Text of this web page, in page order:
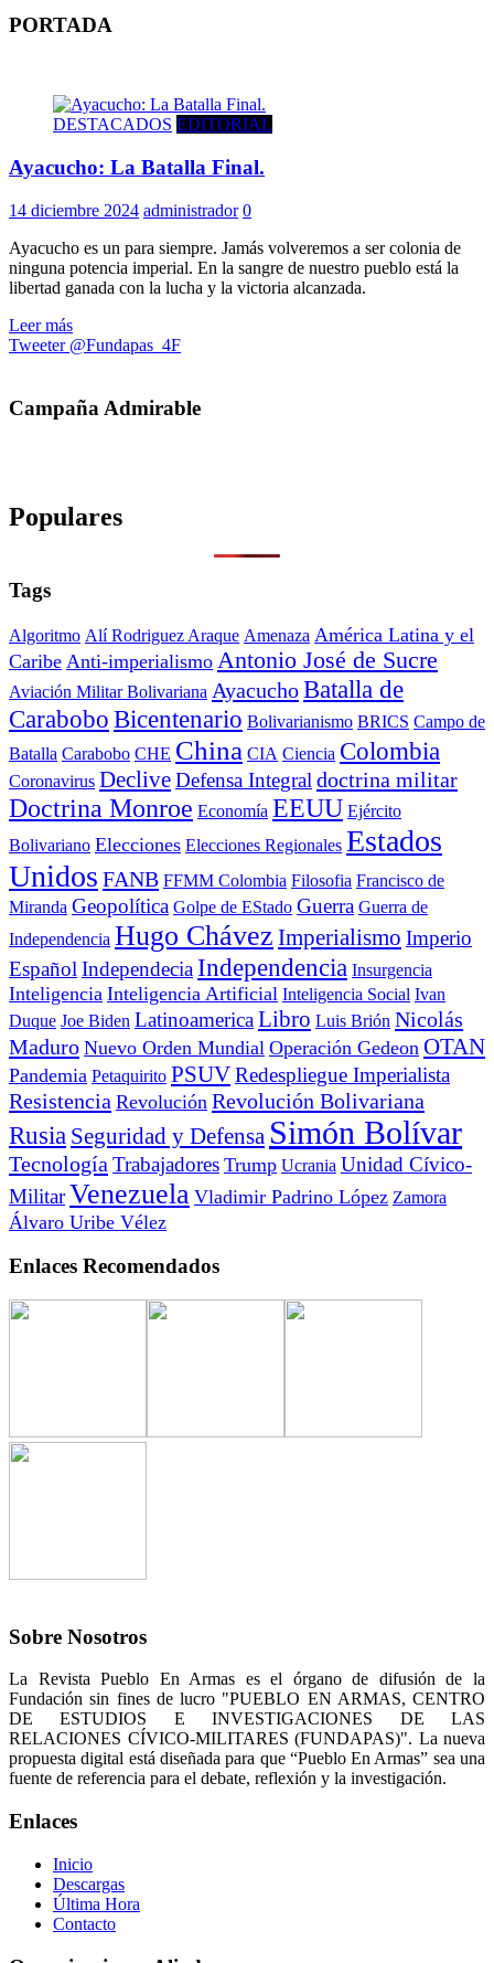
PORTADA
DESTACADOS EDITORIAL
Ayacucho: La Batalla Final.
14 diciembre 2024 administrador 0
Ayacucho es un para siempre. Jamás volveremos a ser colonia de
ninguna potencia imperial. En la sangre de nuestro pueblo está la
libertad ganada con la lucha y la victoria alcanzada.
Leer más
Tweeter @Fundapas_4F
Campaña Admirable
Populares
Tags
Algoritmo Alí Rodriguez Araque Amenaza América Latina y el
Caribe Anti-imperialismo Antonio José de Sucre
Aviación Militar Bolivariana AyacuchoBatalla de
Carabobo Bicentenario Bolivarianismo BRICS Campo de
Batalla Carabobo CHE China CIA Ciencia Colombia
Coronavirus DecliveDefensa Integral doctrina militar
Doctrina Monroe Economía EEUU Ejército
Bolivariano Elecciones Elecciones Regionales Estados
Unidos FANB FFMM Colombia Filosofia Francisco de
Miranda Geopolítica Golpe de EStado Guerra Guerra de
Independencia Hugo Chávez Imperialismo Imperio
Español IndependeciaIndependencia Insurgencia
Inteligencia Inteligencia Artificial Inteligencia Social Ivan
Duque Joe Biden LatinoamericaLibro Luis Brión Nicolás
Maduro Nuevo Orden Mundial Operación Gedeon OTAN
Pandemia Petaquirito PSUVRedespliegue Imperialista
Resistencia Revolución Revolución Bolivariana
Rusia Seguridad y Defensa Simón Bolívar
Tecnología Trabajadores Trump Ucrania Unidad Cívico-
MilitarVenezuela Vladimir Padrino López Zamora
Álvaro Uribe Vélez
Enlaces Recomendados
Sobre Nosotros
La Revista Pueblo En Armas es el órgano de difusión de la
Fundación sin fines de lucro "PUEBLO EN ARMAS, CENTRO
DE ESTUDIOS E INVESTIGACIONES DE LAS
RELACIONES CÍVICO-MILITARES (FUNDAPAS)". La nueva
propuesta digital está diseñada para que “Pueblo En Armas” sea una
fuente de referencia para el debate, reflexión y la investigación.
Enlaces
Inicio
Descargas
Última Hora
Contacto